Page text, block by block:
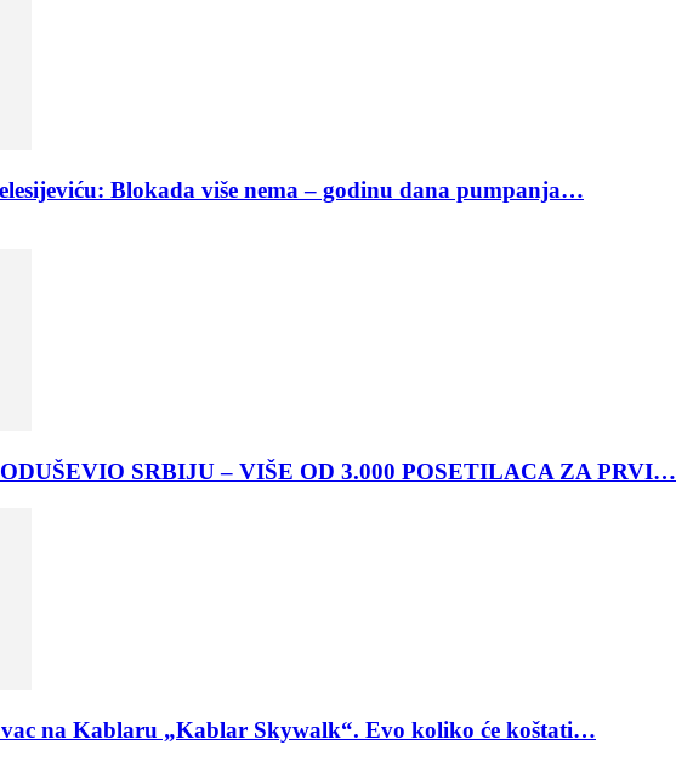
Blokada više nema – godinu dana pumpanja…
SRBIJU – VIŠE OD 3.000 POSETILACA ZA PRVI…
na Kablaru „Kablar Skywalk“. Evo koliko će koštati…